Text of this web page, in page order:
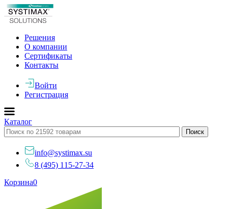
Решения
О компании
Сертификаты
Контакты
Войти
Регистрация
Каталог
info@systimax.su
8 (495) 115-27-34
Корзина0